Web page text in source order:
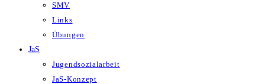
SMV
Links
Übungen
JaS
Jugendsozialarbeit
JaS-Konzept